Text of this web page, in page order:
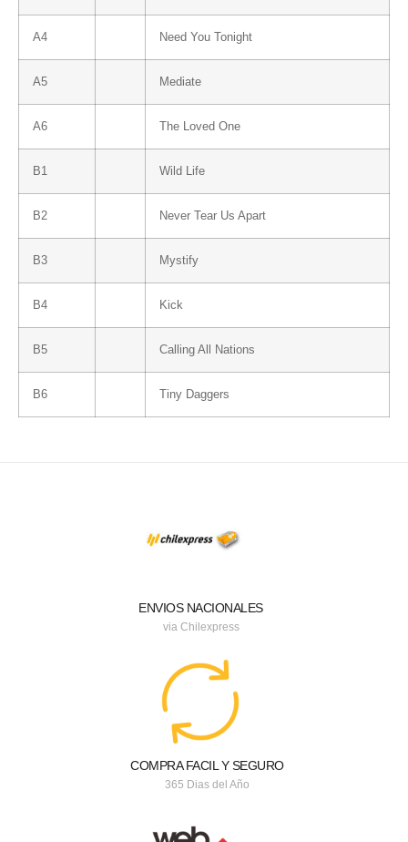
A4 Need You Tonight
A5 Mediate
A6 The Loved One
B1 Wild Life
B2 Never Tear Us Apart
B3 Mystify
B4 Kick
B5 Calling All Nations
B6 Tiny Daggers
ENVIOS NACIONALES
via Chilexpress
COMPRA FACIL Y SEGURO
365 Dias del Año